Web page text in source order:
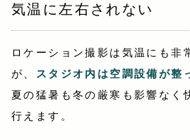
気温に左右されない
ロケーション撮影は気温にも非
が、
スタジオ内は空調設備が整
夏の猛暑も冬の厳寒も影響なく
行えます。